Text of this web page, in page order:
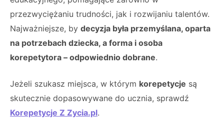
przezwyciężaniu trudności, jak i rozwijaniu talentów.
Najważniejsze, by decyzja była przemyślana, oparta
na potrzebach dziecka, a forma i osoba
korepetytora – odpowiednio dobrane.
Jeżeli szukasz miejsca, w którym korepetycje są
skutecznie dopasowywane do ucznia, sprawdź
Korepetycje Z Zycia.pl.